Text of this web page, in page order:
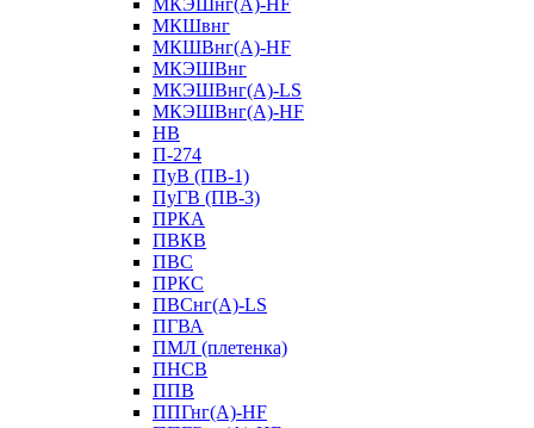
МКЭШнг(А)-HF
МКШвнг
МКШВнг(А)-HF
МКЭШВнг
МКЭШВнг(А)-LS
МКЭШВнг(А)-HF
НВ
П-274
ПуВ (ПВ-1)
ПуГВ (ПВ-3)
ПРКА
ПВКВ
ПВС
ПРКС
ПВСнг(А)-LS
ПГВА
ПМЛ (плетенка)
ПНСВ
ППВ
ППГнг(А)-HF